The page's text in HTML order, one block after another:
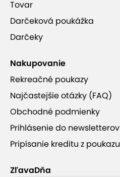
Tovar
Darčeková poukážka
Darčeky
Nakupovanie
Rekreačné poukazy
Najčastejšie otázky (FAQ)
Obchodné podmienky
Prihlásenie do newsletterov
Pripísanie kreditu z poukazu
ZľavaDňa